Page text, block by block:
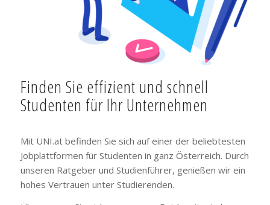
Finden Sie effizient und schnell
Studenten für Ihr Unternehmen
Mit UNI.at befinden Sie sich auf einer der beliebtesten
Jobplattformen für Studenten in ganz Österreich. Durch
unseren Ratgeber und Studienführer, genießen wir ein
hohes Vertrauen unter Studierenden.